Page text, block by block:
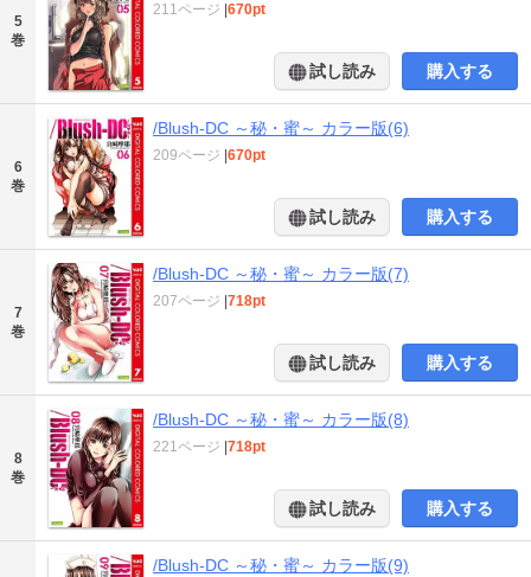
5
巻
211ページ 670pt
試し読み 購入する
6
巻
/Blush-DC ～秘・蜜～ カラー版(6)
209ページ 670pt
試し読み 購入する
7
巻
/Blush-DC ～秘・蜜～ カラー版(7)
207ページ 718pt
試し読み 購入する
8
巻
/Blush-DC ～秘・蜜～ カラー版(8)
221ページ 718pt
試し読み 購入する
/Blush-DC ～秘・蜜～ カラー版(9)